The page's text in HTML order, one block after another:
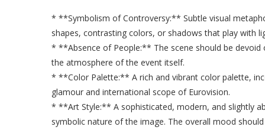
* **Symbolism of Controversy:** Subtle visual
shapes, contrasting colors, or shadows that play with
* **Absence of People:** The scene should be
the atmosphere of the event itself.
* **Color Palette:** A rich and vibrant color palette,
glamour and international scope of Eurovision.
* **Art Style:** A sophisticated, modern, and slightly
symbolic nature of the image. The overall mood